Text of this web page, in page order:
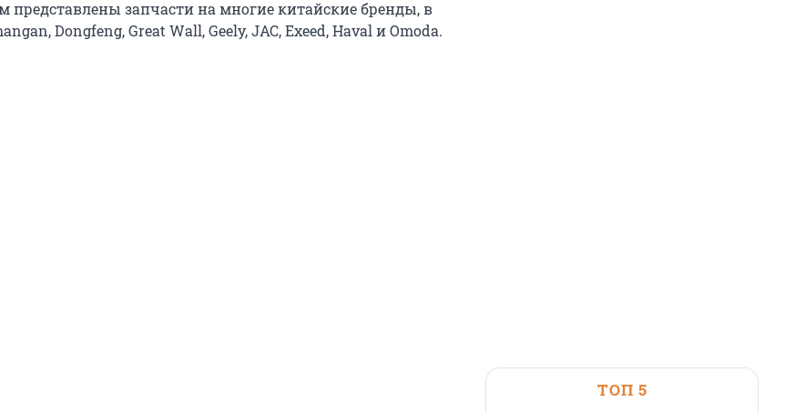
представлены запчасти на многие китайские бренды, в
Dongfeng, Great Wall, Geely, JAC, Exeed, Haval и Omoda.
ТОП 5